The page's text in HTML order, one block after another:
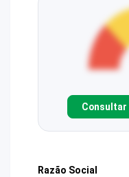
Consultar
Razão Social